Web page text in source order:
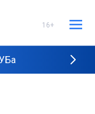
16+